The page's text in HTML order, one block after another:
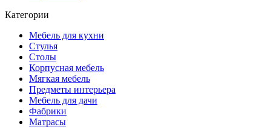
Категории
Мебель для кухни
Стулья
Столы
Корпусная мебель
Мягкая мебель
Предметы интерьера
Мебель для дачи
Фабрики
Матраcы